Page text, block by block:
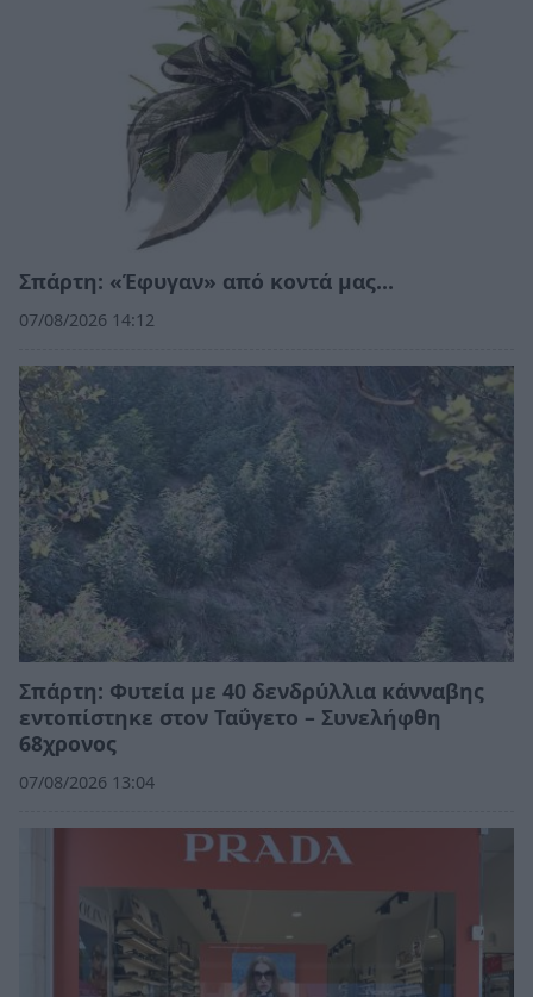
Σπάρτη: «Έφυγαν» από κοντά μας…
07/08/2026 14:12
Σπάρτη: Φυτεία με 40 δενδρύλλια κάνναβης
εντοπίστηκε στον Ταΰγετο – Συνελήφθη
68χρονος
07/08/2026 13:04